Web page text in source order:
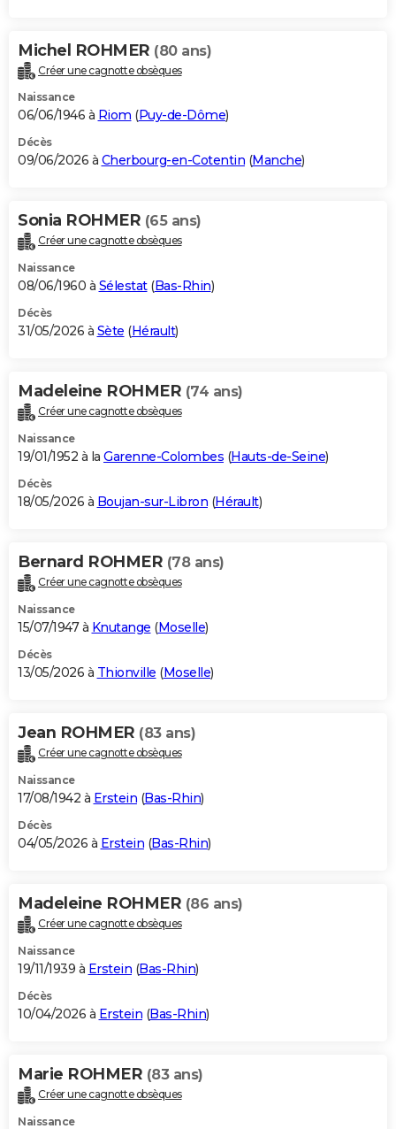
Michel ROHMER (80 ans)
Créer une cagnotte obsèques
Naissance
06/06/1946 à Riom (Puy-de-Dôme)
Décès
09/06/2026 à Cherbourg-en-Cotentin (Manche)
Sonia ROHMER (65 ans)
Créer une cagnotte obsèques
Naissance
08/06/1960 à Sélestat(Bas-Rhin)
Décès
31/05/2026 à Sète (Hérault)
Madeleine ROHMER (74 ans)
Créer une cagnotte obsèques
Naissance
19/01/1952 à la Garenne-Colombes (Hauts-de-Seine)
Décès
18/05/2026 à Boujan-sur-Libron (Hérault)
Bernard ROHMER (78 ans)
Créer une cagnotte obsèques
Naissance
15/07/1947 à Knutange (Moselle)
Décès
13/05/2026 à Thionville (Moselle)
Jean ROHMER (83 ans)
Créer une cagnotte obsèques
Naissance
17/08/1942 à Erstein (Bas-Rhin)
Décès
04/05/2026 à Erstein (Bas-Rhin)
Madeleine ROHMER (86 ans)
Créer une cagnotte obsèques
Naissance
19/11/1939 à Erstein (Bas-Rhin)
Décès
10/04/2026 à Erstein (Bas-Rhin)
Marie ROHMER (83 ans)
Créer une cagnotte obsèques
Naissance